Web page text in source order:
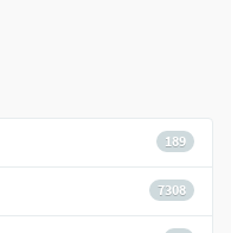
189
7308